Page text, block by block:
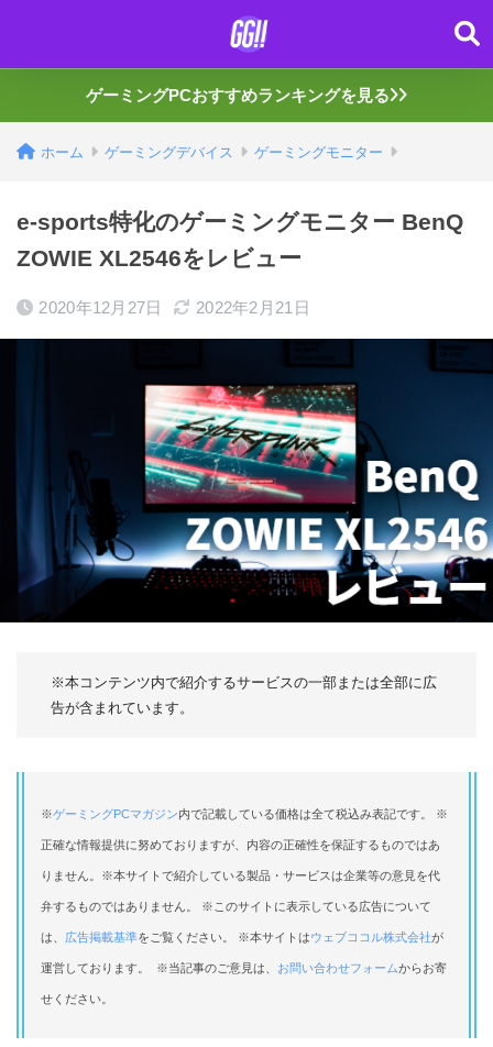
ゲーミングPCおすすめランキングを見る
ホーム ゲーミングデバイス ゲーミングモニター
e-sports特化のゲーミングモニター BenQ
ZOWIE XL2546をレビュー
2020年12月27日 2022年2月21日
※本コンテンツ内で紹介するサービスの一部または全部に広
告が含まれています。
※ゲーミングPCマガジン内で記載している価格は全て税込み表記です。 ※
正確な情報提供に努めておりますが、内容の正確性を保証するものではあ
りません。※本サイトで紹介している製品・サービスは企業等の意見を代
弁するものではありません。 ※このサイトに表示している広告について
は、 広告掲載基準をご覧ください。 ※本サイトはウェブココル株式会社が
運営しております。 ※当記事のご意見は、 お問い合わせフォームからお寄
せください。